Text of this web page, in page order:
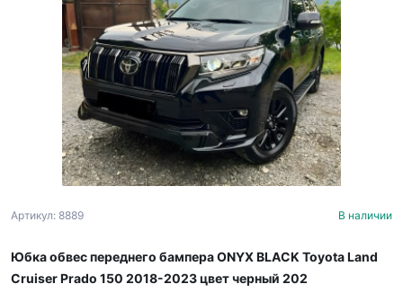
Артикул: 8889 В наличии
Юбка обвес переднего бампера ONYX BLACK Toyota Land
Cruiser Prado 150 2018-2023 цвет черный 202